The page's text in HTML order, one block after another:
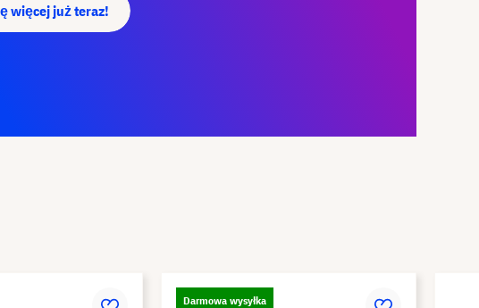
więcej już teraz!
Darmowa wysyłka